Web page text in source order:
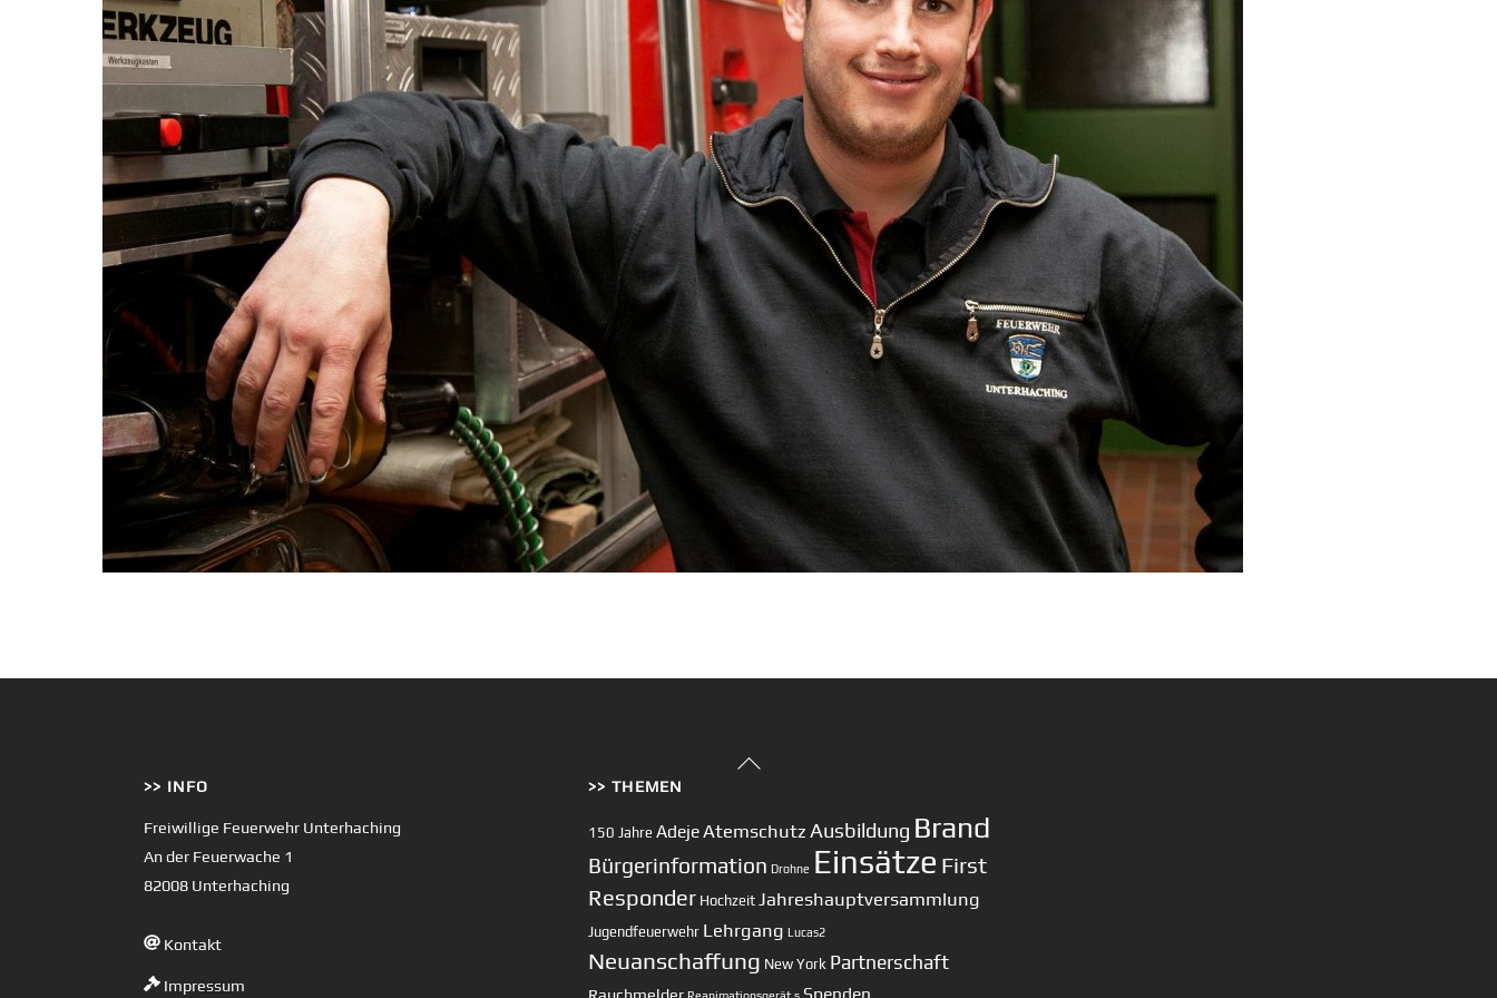
Back
>> INFO
Freiwillige Feuerwehr Unterhaching
An der Feuerwache 1
82008 Unterhaching
Kontakt
Impressum
>> THEMEN
150 Jahre AdejeAtemschutz Ausbildung Brand
Bürgerinformation Drohne Einsätze First
Responder Hochzeit Jahreshauptversammlung
Jugendfeuerwehr Lehrgang Lucas2
Neuanschaffung New York Partnerschaft
Rauchmelder Spenden